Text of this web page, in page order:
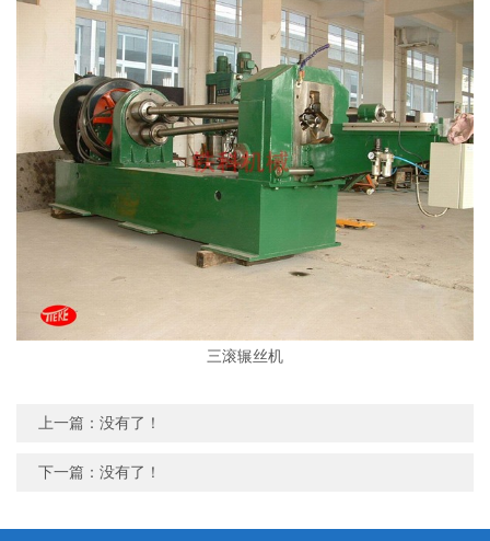
三滚辗丝机
上一篇：没有了！
下一篇：没有了！